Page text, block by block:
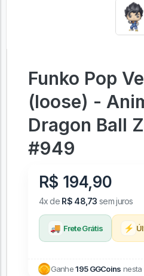
Funko Pop
(loose) -
Dragon Ball
#949
R$ 194,90
4x de R$ 48,73 sem juros
🚚 Frete Grátis ⚡
Ganhe195 GGCoins nesta